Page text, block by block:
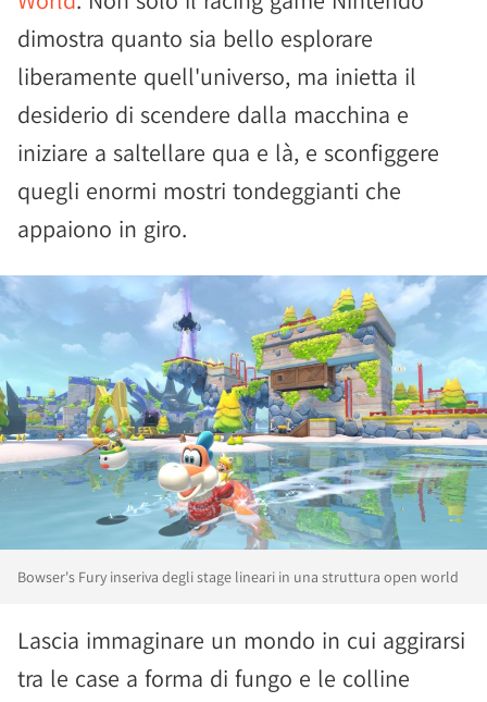
dimostra quanto sia bello esplorare
liberamente quell'universo, ma inietta il
desiderio di scendere dalla macchina e
iniziare a saltellare qua e là, e sconfiggere
quegli enormi mostri tondeggianti che
appaiono in giro.
Bowser's Fury inseriva degli stage lineari in una struttura open world
Lascia immaginare un mondo in cui aggirarsi
tra le case a forma di fungo e le colline